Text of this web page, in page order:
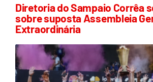
Diretoria do Sampaio Corrêa
sobre suposta Assembleia
Extraordinária